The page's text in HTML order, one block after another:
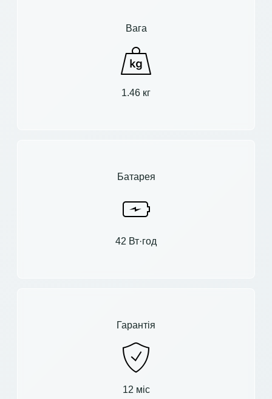
Вага
1.46 кг
Батарея
42 Вт·год
Гарантія
12 міс